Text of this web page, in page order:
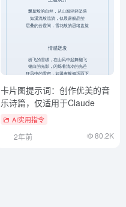
卡片图提示词：创作优美的音
乐诗篇，仅适用于Claude
AI实用指令
2年前 80.2K